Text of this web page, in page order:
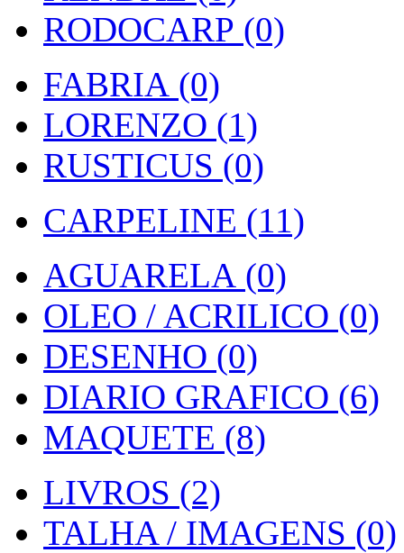
RODOCARP (0)
FABRIA (0)
LORENZO (1)
RUSTICUS (0)
CARPELINE (11)
AGUARELA (0)
OLEO / ACRILICO (0)
DESENHO (0)
DIARIO GRAFICO (6)
MAQUETE (8)
LIVROS (2)
TALHA / IMAGENS (0)